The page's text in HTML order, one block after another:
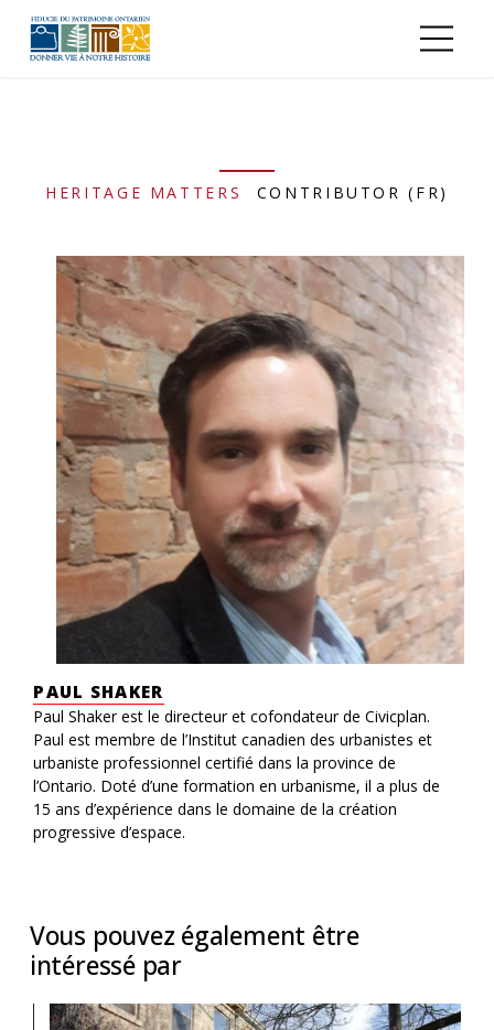
HERITAGE MATTERS CONTRIBUTOR (FR)
PAUL SHAKER
Paul Shaker est le directeur et cofondateur de Civicplan.
Paul est membre de l’Institut canadien des urbanistes et
urbaniste professionnel certifié dans la province de
l’Ontario. Doté d’une formation en urbanisme, il a plus de
15 ans d’expérience dans le domaine de la création
progressive d’espace.
Vous pouvez également être
intéressé par